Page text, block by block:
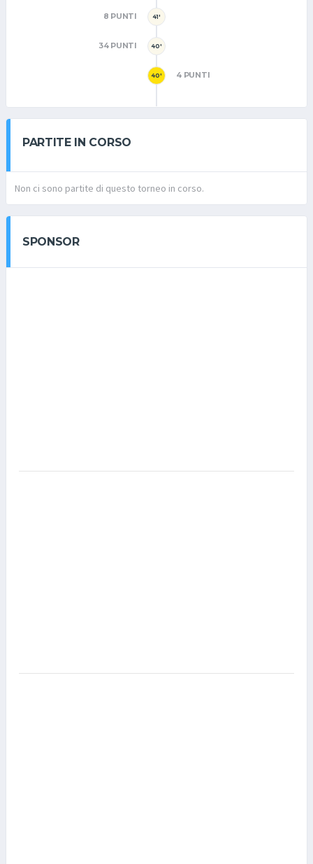
41'
8 PUNTI
40'
34 PUNTI
40' 4 PUNTI
PARTITE IN CORSO
Non ci sono partite di questo torneo in corso.
SPONSOR